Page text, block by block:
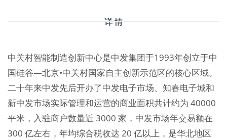
详 情
中关村智能制造创新中心是中发集团于1993年创立于中
国硅谷—北京•中关村国家自主创新示范区的核心区域。
二十年来中发先后开办了中发电子市场、知春电子城和
新中发市场实际管理和运营的商业面积共计约为 40000
平米，入驻商户数量近 3000 家，中发市场年交易额在
300 亿左右，年均综合税收达 20 亿以上，是华北地区